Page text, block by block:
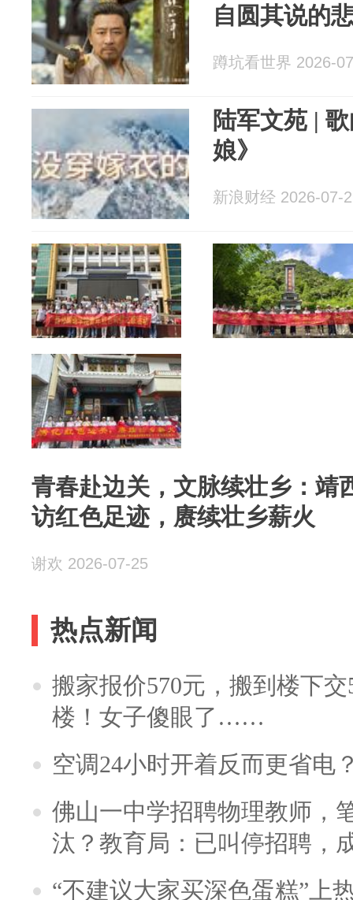
自圆其说的
蹲坑看世界 2026-
陆军文苑 |
娘》
新浪财经 2026-07-
青春赴边关，文脉续壮乡：靖
访红色足迹，赓续壮乡薪火
谢欢 2026-07-25
热点新闻
搬家报价570元，搬到楼下
楼！女子傻眼了……
空调24小时开着反而更省电
佛山一中学招聘物理教师，
汰？教育局：已叫停招聘，
“不建议大家买深色蛋糕”上